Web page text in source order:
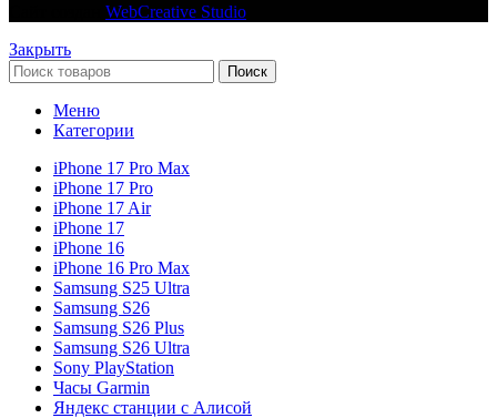
WebCreative Studio
Закрыть
Поиск
Меню
Категории
iPhone 17 Pro Max
iPhone 17 Pro
iPhone 17 Air
iPhone 17
iPhone 16
iPhone 16 Pro Max
Samsung S25 Ultra
Samsung S26
Samsung S26 Plus
Samsung S26 Ultra
Sony PlayStation
Часы Garmin
Яндекс станции с Алисой